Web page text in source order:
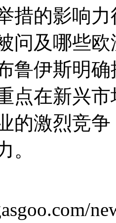
措的影响
问及哪些
鲁伊斯明
点在新兴
的激烈竞
。